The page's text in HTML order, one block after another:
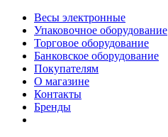
Весы электронные
Упаковочное оборудование
Торговое оборудование
Банковское оборудование
Покупателям
О магазине
Контакты
Бренды